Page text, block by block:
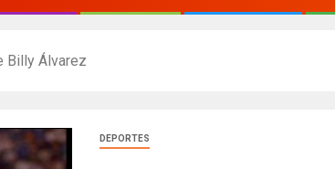
Billy Álvarez
DEPORTES